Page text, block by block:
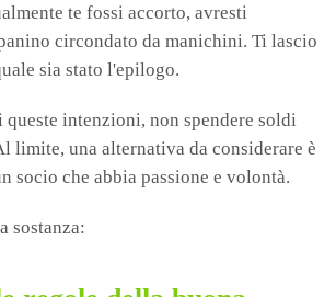
te fossi accorto, avresti
circondato da manichini. Ti lascio
sia stato l'epilogo.
queste intenzioni, non spendere soldi
limite, una alternativa da considerare è
socio che abbia passione e volontà.
sostanza: